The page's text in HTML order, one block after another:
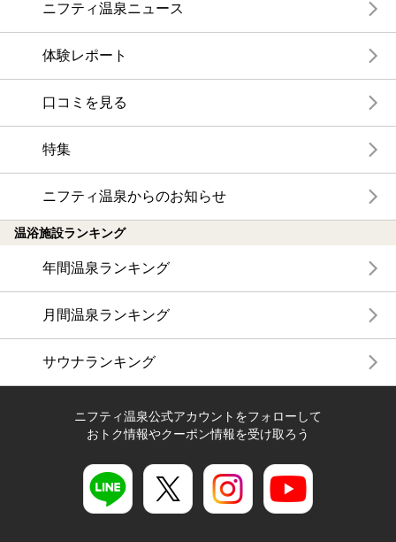
ニフティ温泉ニュース
体験レポート
口コミを見る
特集
ニフティ温泉からのお知らせ
温浴施設ランキング
年間温泉ランキング
月間温泉ランキング
サウナランキング
ニフティ温泉公式アカウントをフォローして
おトク情報やクーポン情報を受け取ろう